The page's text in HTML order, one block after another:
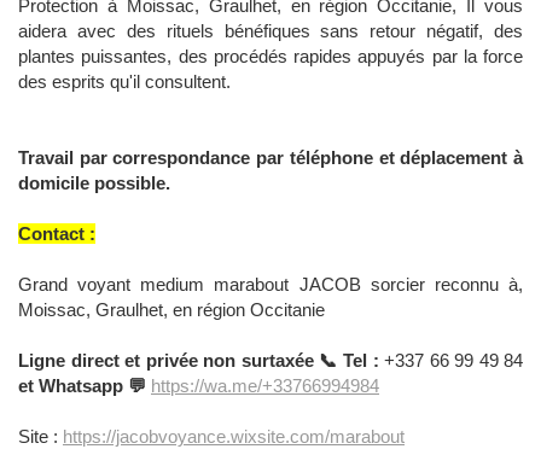
Protection à Moissac, Graulhet, en région Occitanie, Il vous
aidera avec des rituels bénéfiques sans retour négatif, des
plantes puissantes, des procédés rapides appuyés par la force
des esprits qu'il consultent.
Travail par correspondance par téléphone et déplacement à
domicile possible.
Contact :
Grand voyant medium marabout JACOB sorcier reconnu à,
Moissac, Graulhet, en région Occitanie
Ligne direct et privée non surtaxée 📞 Tel : +337 66 99 49 84
et Whatsapp 💬 https://wa.me/+33766994984
Site : https://jacobvoyance.wixsite.com/marabout